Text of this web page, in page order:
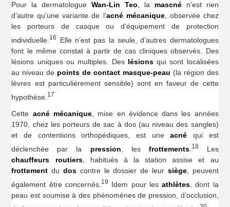
Pour la dermatologueWan-Lin Teo , la mascnén’est rien
d’autre qu’une variante de l’acné mécanique, observée chez
les porteurs de casque ou d’équipement de protection
individuelle. 16
Elle n’est pas la seule, d’autres dermatologues
font le même constat à partir de cas cliniques observés. Des
lésions uniques ou multiples. Des lésionsqui sont localisées
au niveau de points de contact masque-peau (la région des
lèvres est particulièrement sensible) sont en faveur de cette
hypothèse. 17
Cette acné mécanique, mise en évidence dans les années
1970, chez les porteurs de sac à dos (au niveau des sangles)
et de contentions orthopédiques, est uneacné qui est
déclenchée par la pression , les frottements. 18Les
chauffeurs routiers, habitués à la station assise et au
frottement dudos contre le dossier de leur siège, peuvent
également être concernés. 19 Idem pour lesathlètes , dont la
peau est soumise à des phénomènes de pression, d’occlusion,